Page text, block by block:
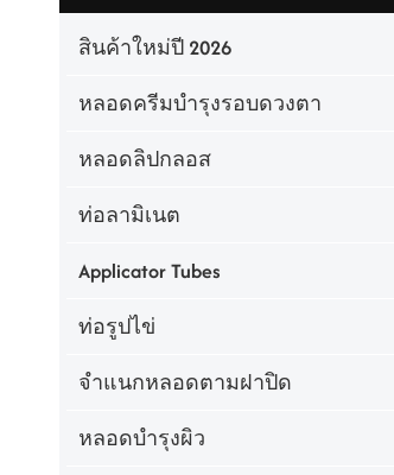
สินค้าใหม่ปี 2026
หลอดครีมบำรุงรอบดวงตา
หลอดลิปกลอส
ท่อลามิเนต
Applicator Tubes
ท่อรูปไข่
จำแนกหลอดตามฝาปิด
หลอดบำรุงผิว